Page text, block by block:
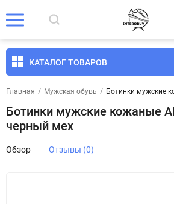
КАТАЛОГ ТОВАРОВ
Главная / Мужская обувь / Ботинки мужские
Ботинки мужские кожаные
черный мех
Обзор Отзывы (0)